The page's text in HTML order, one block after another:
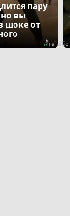
пару
но вы
шоке от